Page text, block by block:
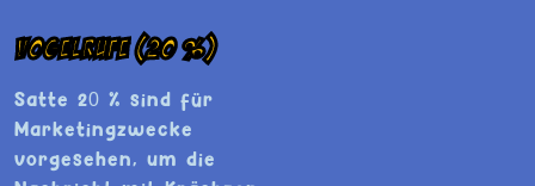
Vogelrufe (20 %)
Satte 20 % sind für
Marketingzwecke
vorgesehen, um die